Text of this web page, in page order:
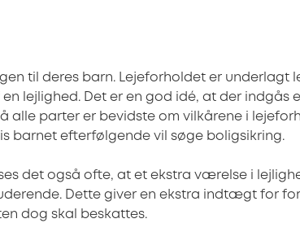
til deres barn. Lejeforholdet er underlagt
lejlighed. Det er en god idé, at der indgås
alle parter er bevidste om vilkårene i
barnet efterfølgende vil søge boligsikring.
det også ofte, at et ekstra værelse i
Dette giver en ekstra indtægt for
dog skal beskattes.